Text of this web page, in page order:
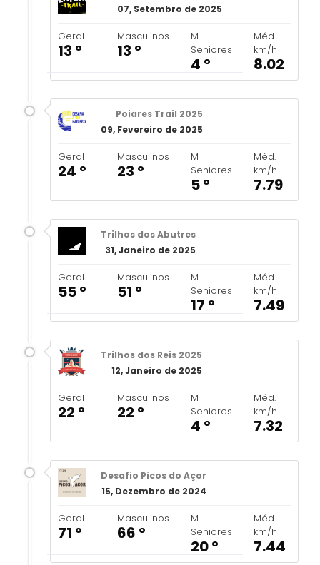
07, Setembro de 2025
Geral
13 º
Masculinos
13 º
M
Seniores
4 º
Méd.
km/h
8.02
Poiares Trail 2025
09, Fevereiro de 2025
Geral
24 º
Masculinos
23 º
M
Seniores
5 º
Méd.
km/h
7.79
Trilhos dos Abutres
31, Janeiro de 2025
Geral
55 º
Masculinos
51 º
M
Seniores
17 º
Méd.
km/h
7.49
Trilhos dos Reis 2025
12, Janeiro de 2025
Geral
22 º
Masculinos
22 º
M
Seniores
4 º
Méd.
km/h
7.32
Desafio Picos do Açor
15, Dezembro de 2024
Geral
71 º
Masculinos
66 º
M
Seniores
20 º
Méd.
km/h
7.44